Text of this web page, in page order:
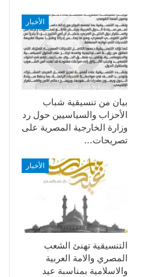
الأخبار
بيان من تنسيقية شباب
الأحزاب والسياسيين حول رد
وزارة الخارجية المصرية على
تصريحات…
الأخبار
التنسيقية تهنئ الشعب
المصري والامة العربية
والاسلامية بمناسبة عيد